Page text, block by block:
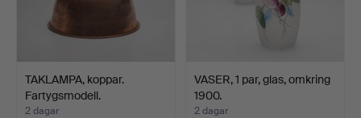
TAKLAMPA, koppar.
Fartygsmodell.
2 dagar
VASER, 1 par, glas, omkring
1900.
2 dagar